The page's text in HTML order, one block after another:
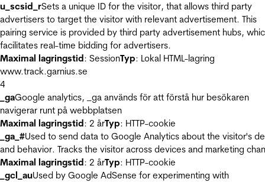
u_scsid_rSets a unique ID for the visitor, that allows third party
advertisers to target the visitor with relevant advertisement. This
pairing service is provided by third party advertisement hubs,
facilitates real-time bidding for advertisers.
Maximal lagringstid: SessionTyp: Lokal HTML-lagring
www.track.garnius.se
4
_gaGoogle analytics, _ga används för att förstå hur besökaren
navigerar runt på webbplatsen
Maximal lagringstid: 2 årTyp: HTTP-cookie
_ga_#Used to send data to Google Analytics about the visitor's
and behavior. Tracks the visitor across devices and marketing
Maximal lagringstid: 2 årTyp: HTTP-cookie
_gcl_auUsed by Google AdSense for experimenting with